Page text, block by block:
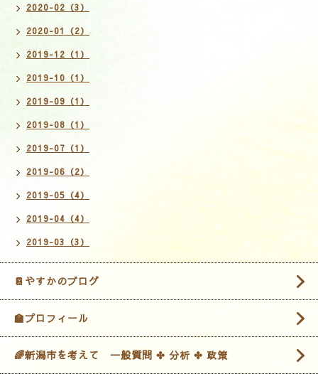
2020-02（3）
2020-01（2）
2019-12（1）
2019-10（1）
2019-09（1）
2019-08（1）
2019-07（1）
2019-06（2）
2019-05（4）
2019-04（4）
2019-03（3）
📔やすかのブログ
🏫プロフィール
🌈新潟市を考えて 一般質問 ✤ 分析 ✤ 政策